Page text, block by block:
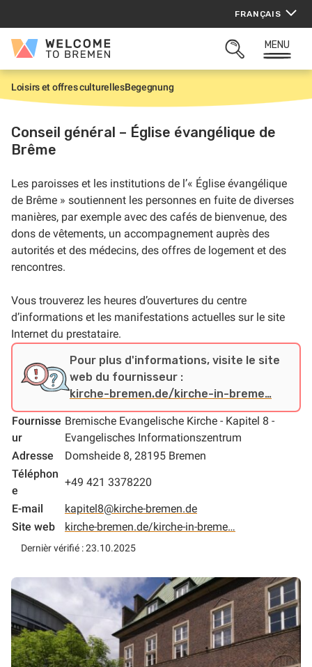
contenu
FRANÇAIS
Welcome
OUVRIR
RECHERCHE
MENU
A
c
u
e
i
Loisirs et offres culturellesBegegnung
Conseil général – Église évangélique de
Brême
Les paroisses et les institutions de l’« Église évangélique
de Brême » soutiennent les personnes en fuite de diverses
manières, par exemple avec des cafés de bienvenue, des
dons de vêtements, un accompagnement auprès des
autorités et des médecins, des offres de logement et des
rencontres.
Vous trouverez les heures d’ouvertures du centre
d’informations et les manifestations actuelles sur le site
Internet du prestataire.
Pour plus d'informations, visite le site
web du fournisseur :
kirche-bremen.de/kirche-in-breme…
Fournisse
ur
Bremische Evangelische Kirche - Kapitel 8 -
Evangelisches Informationszentrum
Adresse
Domsheide 8, 28195 Bremen
Téléphon
e
+49 421 3378220
E-mail
kapitel8@kirche-bremen.de
Site web
kirche-bremen.de/kirche-in-breme…
Dernièr vérifié : 23.10.2025